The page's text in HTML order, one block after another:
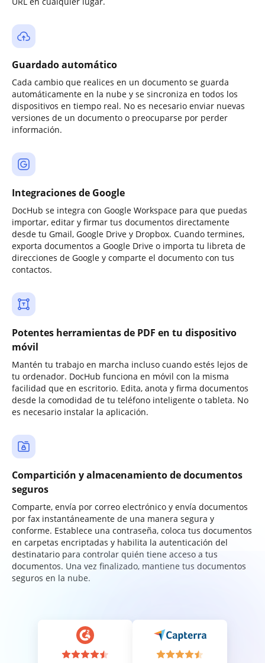
Guardado automático
Cada cambio que realices en un documento se guarda
automáticamente en la nube y se sincroniza en todos los
dispositivos en tiempo real. No es necesario enviar nuevas
versiones de un documento o preocuparse por perder
información.
Integraciones de Google
DocHub se integra con Google Workspace para que puedas
importar, editar y firmar tus documentos directamente
desde tu Gmail, Google Drive y Dropbox. Cuando termines,
exporta documentos a Google Drive o importa tu libreta de
direcciones de Google y comparte el documento con tus
contactos.
Potentes herramientas de PDF en tu dispositivo
móvil
Mantén tu trabajo en marcha incluso cuando estés lejos de
tu ordenador. DocHub funciona en móvil con la misma
facilidad que en escritorio. Edita, anota y firma documentos
desde la comodidad de tu teléfono inteligente o tableta. No
es necesario instalar la aplicación.
Compartición y almacenamiento de documentos
seguros
Comparte, envía por correo electrónico y envía documentos
por fax instantáneamente de una manera segura y
conforme. Establece una contraseña, coloca tus documentos
en carpetas encriptadas y habilita la autenticación del
destinatario para controlar quién tiene acceso a tus
documentos. Una vez finalizado, mantiene tus documentos
seguros en la nube.